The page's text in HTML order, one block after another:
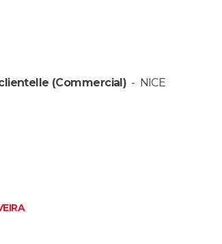
(Commercial) - NICE